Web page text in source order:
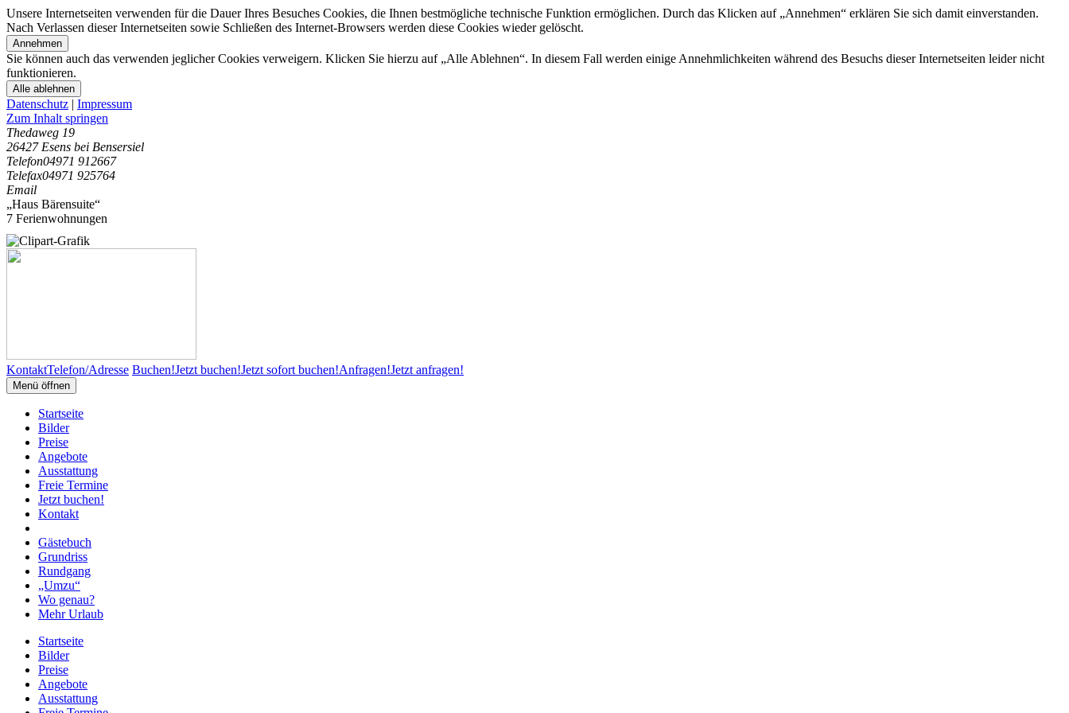
Unsere Internetseiten verwenden für die Dauer Ihres Besuches Cookies, die Ihnen bestmögliche technische Funktion ermöglichen. Durch das Klicken auf „Annehmen“ erklären Sie sich damit einverstanden.
Nach Verlassen dieser Internetseiten sowie Schließen des Internet-Browsers werden diese Cookies wieder gelöscht.
Annehmen
Sie können auch das verwenden jeglicher Cookies verweigern. Klicken Sie hierzu auf „Alle Ablehnen“. In diesem Fall werden einige Annehmlichkeiten während des Besuchs dieser Internetseiten leider nicht
funktionieren.
Alle ablehnen
Datenschutz | Impressum
Zum Inhalt springen
Thedaweg 19
26427 Esens bei Bensersiel
Telefon04971 912667
Telefax04971 925764
Email
„Haus Bärensuite“
7 Ferienwohnungen
KontaktTelefon/Adresse Buchen!Jetzt buchen!Jetzt sofort buchen!Anfragen!Jetzt anfragen!
Menü öffnen
Startseite
Bilder
Preise
Angebote
Ausstattung
Freie Termine
Jetzt buchen!
Kontakt
Gästebuch
Grundriss
Rundgang
„Umzu“
Wo genau?
Mehr Urlaub
Startseite
Bilder
Preise
Angebote
Ausstattung